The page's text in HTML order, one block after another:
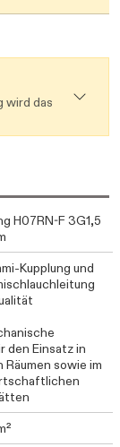
wird das
H07RN-F 3G1,5
Kupplung und
den Einsatz in
sowie im